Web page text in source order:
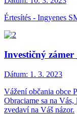
Értesítés - Ingyenes
Investičný
Dátum: 1. 3. 2023
Vážení občania obce
Obraciame sa na Vás,
zvedaví na Váš názor.